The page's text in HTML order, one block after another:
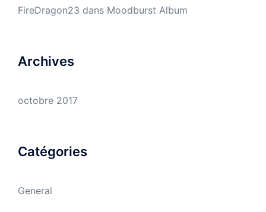
FireDragon23 dans Moodburst Album
Archives
octobre 2017
Catégories
General